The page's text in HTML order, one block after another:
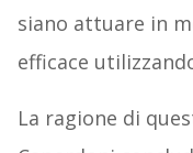
siano attuare in
efficace
La ragione di